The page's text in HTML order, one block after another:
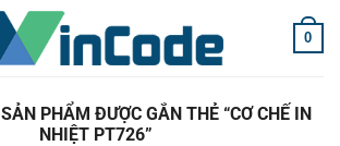
0
SẢN PHẨM ĐƯỢC GẮN THẺ “CƠ CHẾ IN
NHIỆT PT726”